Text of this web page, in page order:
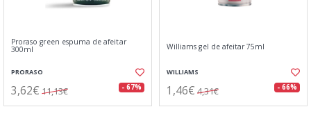
Proraso green espuma de afeitar
300ml
PRORASO
3,62€ 11,13€ - 67%
Williams gel de afeitar 75ml
WILLIAMS
1,46€ 4,31€ - 66%